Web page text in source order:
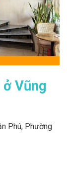
Vũng
Phú, Phường